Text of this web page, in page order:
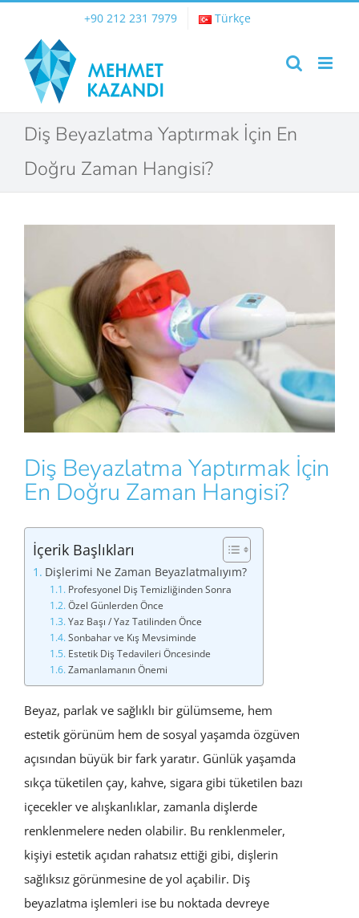
content
+90 212 231 7979 Türkçe
Diş Beyazlatma Yaptırmak İçin En
Doğru Zaman Hangisi?
Diş Beyazlatma Yaptırmak İçin
En Doğru Zaman Hangisi?
İçerik Başlıkları
Dişlerimi Ne Zaman Beyazlatmalıyım?
Profesyonel Diş Temizliğinden Sonra
Özel Günlerden Önce
Yaz Başı / Yaz Tatilinden Önce
Sonbahar ve Kış Mevsiminde
Estetik Diş Tedavileri Öncesinde
Zamanlamanın Önemi
Beyaz, parlak ve sağlıklı bir gülümseme, hem
estetik görünüm hem de sosyal yaşamda özgüven
açısından büyük bir fark yaratır. Günlük yaşamda
sıkça tüketilen çay, kahve, sigara gibi tüketilen bazı
içecekler ve alışkanlıklar, zamanla dişlerde
renklenmelere neden olabilir. Bu renklenmeler,
kişiyi estetik açıdan rahatsız ettiği gibi, dişlerin
sağlıksız görünmesine de yol açabilir. Diş
beyazlatma işlemleri ise bu noktada devreye